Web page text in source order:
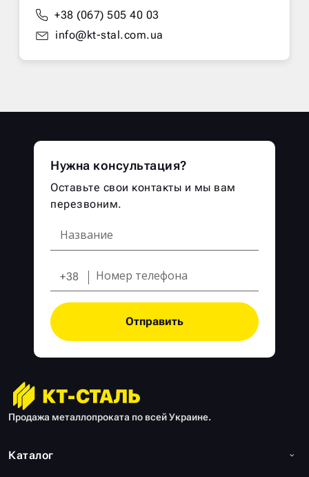
+38 (067) 505 40 03
info@kt-stal.com.ua
Продажа металлопроката по всей Украине.
Каталог
Нужна консультация?
Оставьте свои контакты и мы вам
перезвоним.
+38
Отправить